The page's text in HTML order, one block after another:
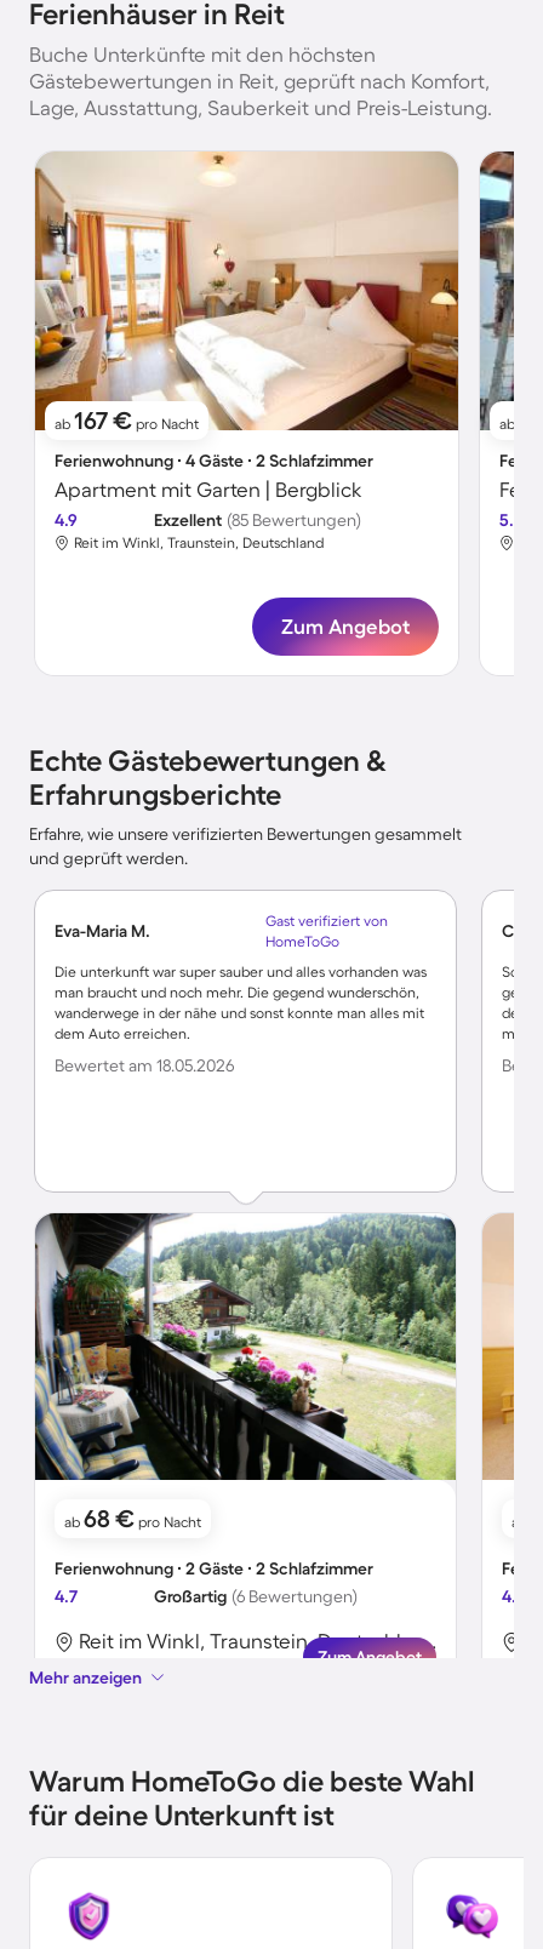
Ferienhäuser in Reit
Buche Unterkünfte mit den höchsten
Gästebewertungen in Reit, geprüft nach Komfort,
Lage, Ausstattung, Sauberkeit und Preis-Leistung.
ab 167 € pro Nacht
Ferienwohnung ∙ 4 Gäste ∙ 2 Schlafzimmer
Apartment mit Garten | Bergblick
4.9 Exzellent (85 Bewertungen)
Reit im Winkl, Traunstein, Deutschland
Zum Angebot
ab
5.0
Echte Gästebewertungen &
Erfahrungsberichte
Erfahre, wie unsere verifizierten Bewertungen gesammelt
und geprüft werden.
Eva-Maria M.
Gast verifiziert von
HomeToGo
Die unterkunft war super sauber und alles vorhanden was
man braucht und noch mehr. Die gegend wunderschön,
wanderwege in der nähe und sonst konnte man alles mit
dem Auto erreichen.
Bewertet am 18.05.2026
ab 68 € pro Nacht
Ferienwohnung ∙ 2 Gäste ∙ 2 Schlafzimmer
4.7
Großartig (6 Bewertungen)
Reit im Winkl, Traunstein, Deutschland
Zum Angebot
der
mit
ab
4.8
Mehr anzeigen
Warum HomeToGo die beste Wahl
für deine Unterkunft ist